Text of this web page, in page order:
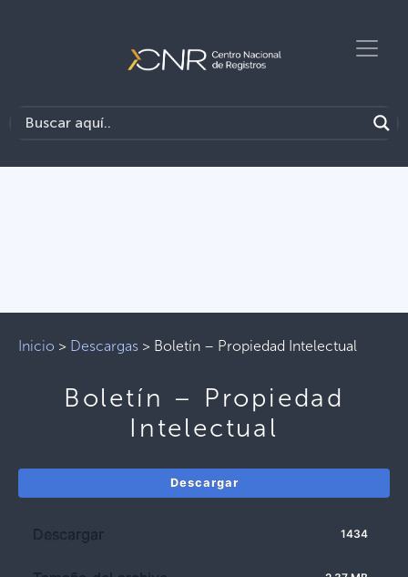
Inicio > Descargas > Boletín – Propiedad Intelectual
Boletín – Propiedad
Intelectual
Descargar
Descargar 1434